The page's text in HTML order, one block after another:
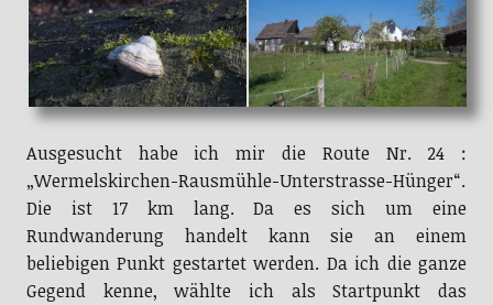
Ausgesucht habe ich mir die Route Nr. 24 :
„Wermelskirchen-Rausmühle-Unterstrasse-Hünger“.
Die ist 17 km lang. Da es sich um eine
Rundwanderung handelt kann sie an einem
beliebigen Punkt gestartet werden. Da ich die ganze
Gegend kenne, wählte ich als Startpunkt das